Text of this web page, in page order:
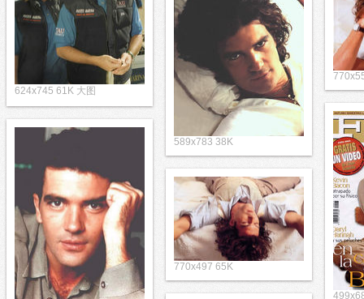
624x745 61K 大图
589x783 38K
770x497 65K